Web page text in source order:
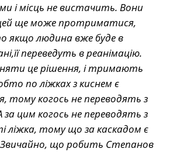
і місць не вистачить. Вони
ще може протриматися,
якщо людина вже буде в
переведуть в реанімацію.
це рішення, і тримають
по ліжках з киснем є
тому когось не переводять з
цим когось не переводять з
ліжка, тому що за каскадом є
Звичайно, що робить Степанов